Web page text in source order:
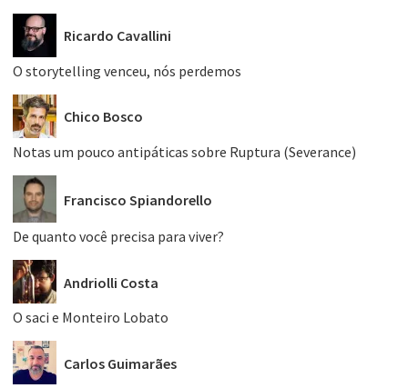
Ricardo Cavallini
O storytelling venceu, nós perdemos
Chico Bosco
Notas um pouco antipáticas sobre Ruptura (Severance)
Francisco Spiandorello
De quanto você precisa para viver?
Andriolli Costa
O saci e Monteiro Lobato
Carlos Guimarães